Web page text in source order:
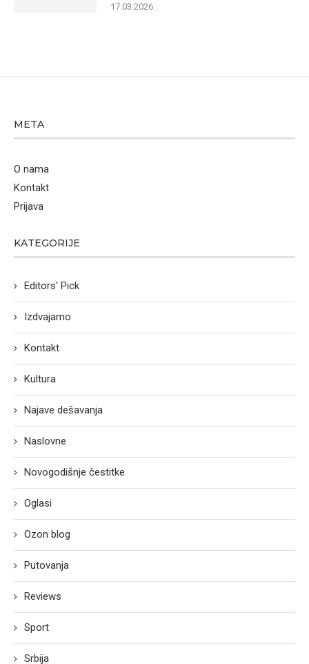
17.03.2026.
META
O nama
Kontakt
Prijava
KATEGORIJE
Editors' Pick
Izdvajamo
Kontakt
Kultura
Najave dešavanja
Naslovne
Novogodišnje čestitke
Oglasi
Ozon blog
Putovanja
Reviews
Sport
Srbija